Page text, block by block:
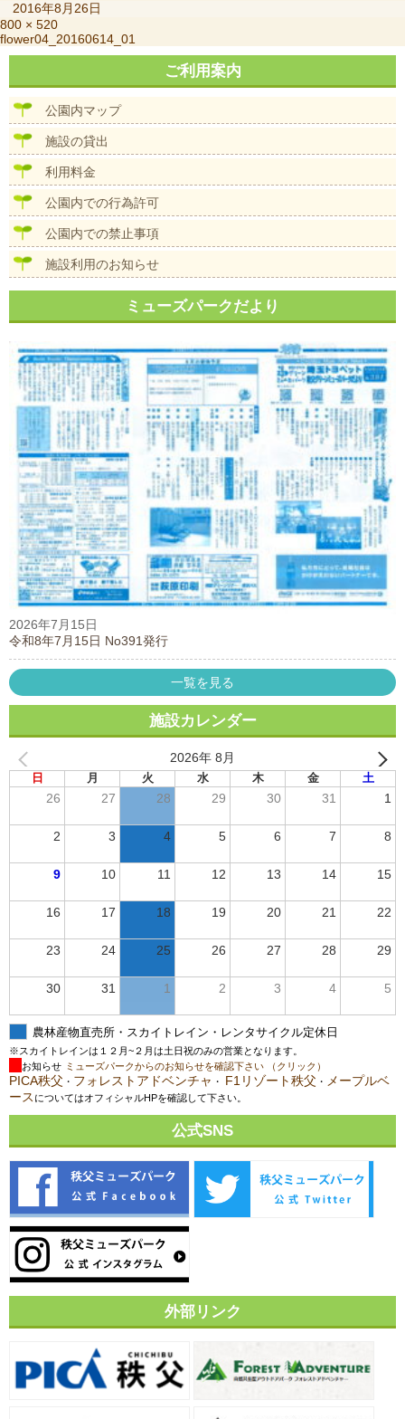
稿
日:
2016年8月26日
フ
ル
サ
ズ
800 × 520
投
稿
ビ
ョ
flower04_20160614_01
ご利用案内
公園内マップ
施設の貸出
利用料金
公園内での行為許可
公園内での禁止事項
施設利用のお知らせ
ミューズパークだより
2026年7月15日
令和8年7月15日 No391発行
一覧を見る
施設カレンダー
2026年 8月
日 月 火 水 木 金 土
26 27 28 29 30 31 1
2 3 4 5 6 7 8
9 10 11 12 13 14 15
16 17 18 19 20 21 22
23 24 25 26 27 28 29
30 31 1 2 3 4 5
農林産物直売所・スカイトレイン・レンタサイクル定休日
※スカイトレインは１２月~２月は土日祝のみの営業となります。
お知らせ ミューズパークからのお知らせを確認下さい （クリック）
PICA秩父 ・ フォレストアドベンチャ ・ F1リゾート秩父 ・ メープルベ
ース についてはオフィシャルHPを確認して下さい。
公式SNS
外部リンク